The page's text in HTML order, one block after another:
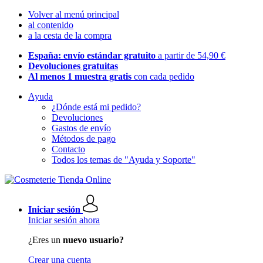
Volver al menú principal
al contenido
a la cesta de la compra
España: envío estándar gratuito a partir de 54,90 €
Devoluciones gratuitas
Al menos 1 muestra gratis con cada pedido
Ayuda
¿Dónde está mi pedido?
Devoluciones
Gastos de envío
Métodos de pago
Contacto
Todos los temas de "Ayuda y Soporte"
Iniciar sesión
Iniciar sesión ahora
¿Eres un nuevo usuario?
Crear una cuenta